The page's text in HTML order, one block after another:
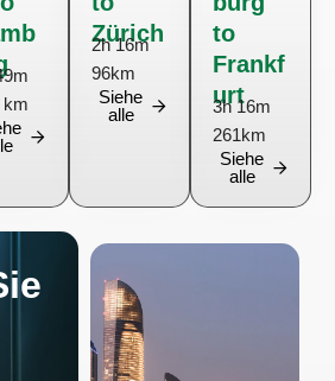
km
Zürich
2h 16m
96km
Siehe
alle
to
Frankf
urt
3h 16m
261km
Siehe
alle